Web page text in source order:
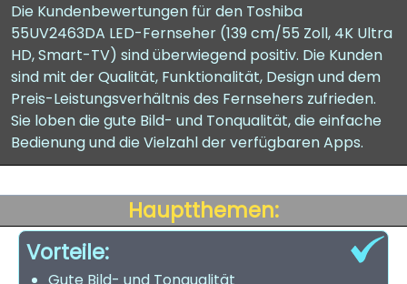
Die Kundenbewertungen für den Toshiba
55UV2463DA LED-Fernseher (139 cm/55 Zoll, 4K Ultra
HD, Smart-TV) sind überwiegend positiv. Die Kunden
sind mit der Qualität, Funktionalität, Design und dem
Preis-Leistungsverhältnis des Fernsehers zufrieden.
Sie loben die gute Bild- und Tonqualität, die einfache
Bedienung und die Vielzahl der verfügbaren Apps.
Hauptthemen:
Vorteile: